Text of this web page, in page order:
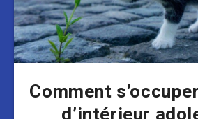
Comment
d’intérieur